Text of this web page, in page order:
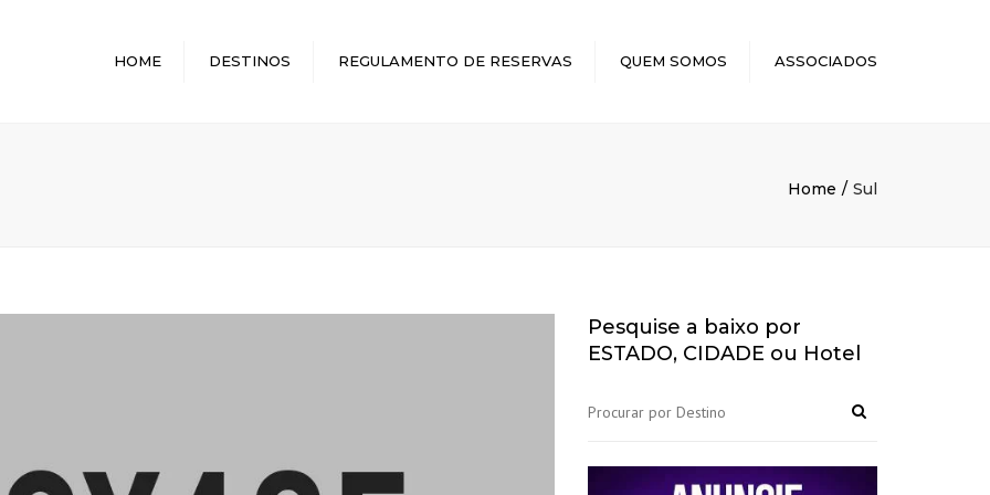
HOME DESTINOS REGULAMENTO DE RESERVAS QUEM SOMOS ASSOCIADOS
Home Sul
Pesquise a baixo por
ESTADO, CIDADE ou Hotel